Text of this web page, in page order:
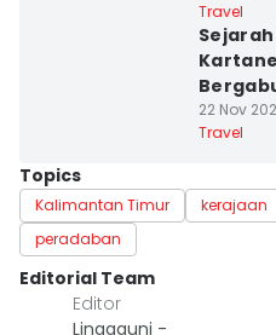
Travel
22 Nov
Travel
Topics
Kalimantan Timur kerajaan
peradaban
Editorial Team
Editor
Linggauni -